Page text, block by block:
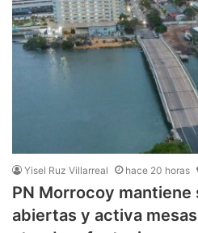
Yisel Ruz Villarreal hace 20 horas
PN Morrocoy mantiene
abiertas y activa